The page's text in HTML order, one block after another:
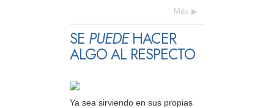
Más
SE PUEDEHACER
ALGO AL RESPECTO
Ya sea sirviendo en sus propias